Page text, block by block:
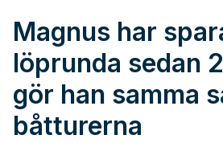
Magnus har
löprunda sedan
gör han samma
båtturerna